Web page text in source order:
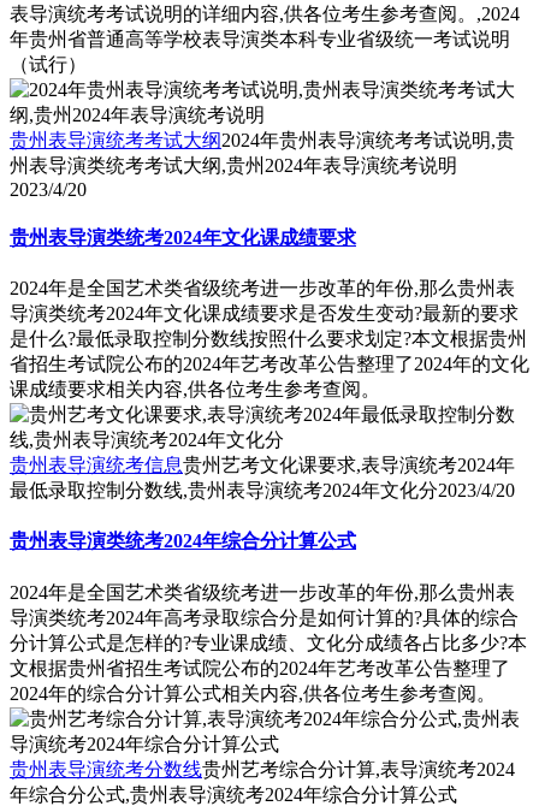
表导演统考考试说明的详细内容,供各位考生参考查阅。,2024
年贵州省普通高等学校表导演类本科专业省级统一考试说明
（试行）
贵州表导演统考考试大纲2024年贵州表导演统考考试说明,贵
州表导演类统考考试大纲,贵州2024年表导演统考说明
2023/4/20
贵州表导演类统考2024年文化课成绩要求
2024年是全国艺术类省级统考进一步改革的年份,那么贵州表
导演类统考2024年文化课成绩要求是否发生变动?最新的要求
是什么?最低录取控制分数线按照什么要求划定?本文根据贵州
省招生考试院公布的2024年艺考改革公告整理了2024年的文化
课成绩要求相关内容,供各位考生参考查阅。
贵州表导演统考信息贵州艺考文化课要求,表导演统考2024年
最低录取控制分数线,贵州表导演统考2024年文化分2023/4/20
贵州表导演类统考2024年综合分计算公式
2024年是全国艺术类省级统考进一步改革的年份,那么贵州表
导演类统考2024年高考录取综合分是如何计算的?具体的综合
分计算公式是怎样的?专业课成绩、文化分成绩各占比多少?本
文根据贵州省招生考试院公布的2024年艺考改革公告整理了
2024年的综合分计算公式相关内容,供各位考生参考查阅。
贵州表导演统考分数线贵州艺考综合分计算,表导演统考2024
年综合分公式,贵州表导演统考2024年综合分计算公式